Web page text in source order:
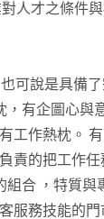
人才之條件
可說是具備
，有企圖心與
工作熱枕。
責的把工作
組合 ，特質
服務技能的